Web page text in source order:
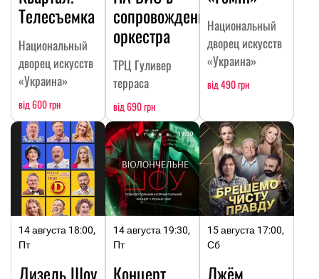
Телесъемка
Национальный
дворец искусств
«Украина»
від 600 грн
сопровождении
оркестра
ТРЦ Гуливер
терраса
від 690 грн
Национальный
дворец искусств
«Украина»
від 490 грн
14 августа 18:00,
Пт
Дизель Шоу
14 августа 19:30,
Пт
Концерт
15 августа 17:00,
Сб
Лжём